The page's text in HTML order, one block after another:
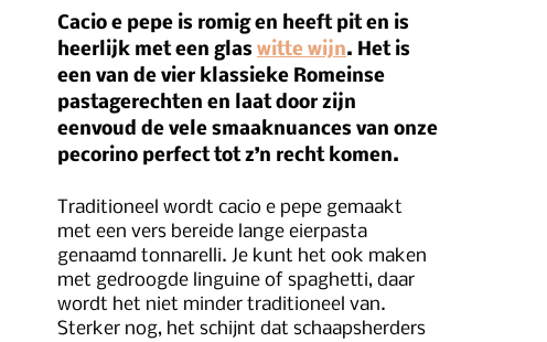
Uit Onze Keuken
Cacio e pepe is romig en heeft pit en is
heerlijk met een glas witte wijn. Het is
een van de vier klassieke Romeinse
pastagerechten en laat door zijn
eenvoud de vele smaaknuances van onze
pecorino perfect tot z’n recht komen.
Traditioneel wordt cacio e pepe gemaakt
met een vers bereide lange eierpasta
genaamd tonnarelli. Je kunt het ook maken
met gedroogde linguine of spaghetti, daar
wordt het niet minder traditioneel van.
Sterker nog, het schijnt dat schaapsherders